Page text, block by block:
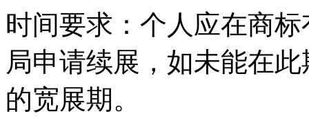
时间要求‌：个人应在商
局申请续展，如未能在
的宽展期。